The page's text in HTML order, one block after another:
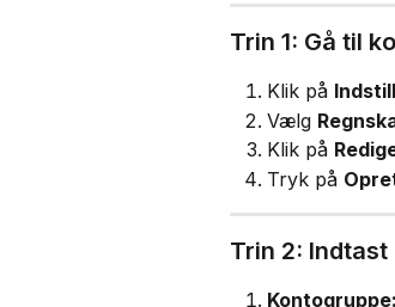
Trin 1: Gå til
Klik på
Vælg
Klik på
Tryk på
Trin 2:
Kontogruppe: